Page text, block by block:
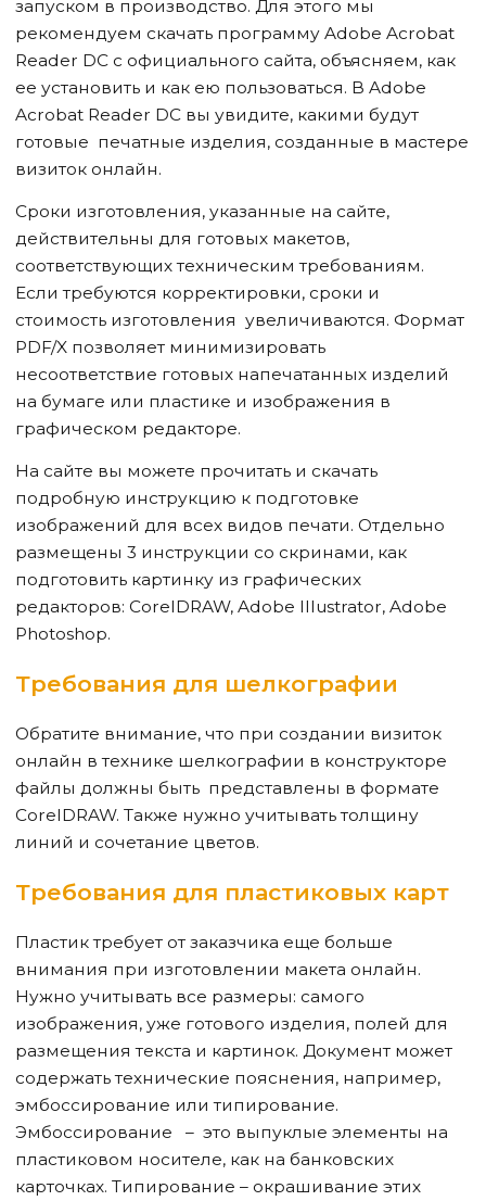
запуском в производство. Для этого мы
рекомендуем скачать программу Adobe Acrobat
Reader DC с официального сайта, объясняем, как
ее установить и как ею пользоваться. В Adobe
Acrobat Reader DC вы увидите, какими будут
готовые печатные изделия, созданные в мастере
визиток онлайн.
Сроки изготовления, указанные на сайте,
действительны для готовых макетов,
соответствующих техническим требованиям.
Если требуются корректировки, сроки и
стоимость изготовления увеличиваются. Формат
PDF/X позволяет минимизировать
несоответствие готовых напечатанных изделий
на бумаге или пластике и изображения в
графическом редакторе.
На сайте вы можете прочитать и скачать
подробную инструкцию к подготовке
изображений для всех видов печати. Отдельно
размещены 3 инструкции со скринами, как
подготовить картинку из графических
редакторов: CorelDRAW, Adobe Illustrator, Adobe
Photoshop.
Требования для шелкографии
Обратите внимание, что при создании визиток
онлайн в технике шелкографии в конструкторе
файлы должны быть представлены в формате
CorelDRAW. Также нужно учитывать толщину
линий и сочетание цветов.
Требования для пластиковых карт
Пластик требует от заказчика еще больше
внимания при изготовлении макета онлайн.
Нужно учитывать все размеры: самого
изображения, уже готового изделия, полей для
размещения текста и картинок. Документ может
содержать технические пояснения, например,
эмбоссирование или типирование.
Эмбоссирование – это выпуклые элементы на
пластиковом носителе, как на банковских
карточках. Типирование – окрашивание этих